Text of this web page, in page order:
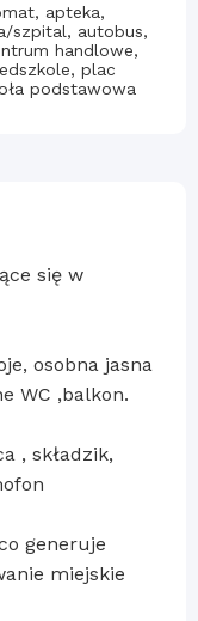
apteka,
szpital, autobus,
handlowe,
plac
podstawowa
się w
osobna jasna
WC ,balkon.
, składzik,
generuje
miejskie